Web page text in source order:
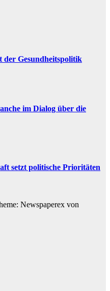
der Gesundheitspolitik
im Dialog über die
setzt politische Prioritäten
Newspaperex von